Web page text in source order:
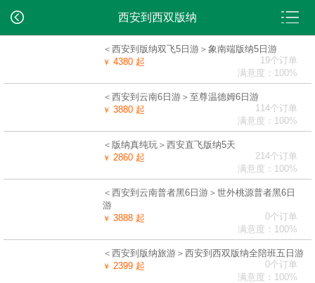
西安到西双版纳
＜西安到版纳双飞5日游＞象南端版纳5日游
￥ 4380 起
19个订单
满意度：100%
＜西安到云南6日游＞至尊温德姆6日游
￥ 3880 起
114个订单
满意度：100%
＜版纳真纯玩＞西安直飞版纳5天
￥ 2860 起
214个订单
满意度：100%
＜西安到云南普者黑6日游＞世外桃源普者黑6日
游
￥ 3888 起
0个订单
满意度：100%
＜西安到版纳旅游＞西安到西双版纳全陪班五日游
￥ 2399 起
0个订单
满意度：100%